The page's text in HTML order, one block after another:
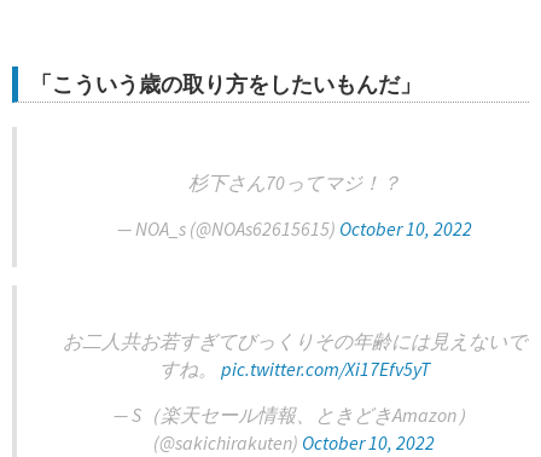
「こういう歳の取り方をしたいもんだ」
杉下さん70ってマジ！？
— NOA_s (@NOAs62615615) October 10, 2022
お二人共お若すぎてびっくりその年齢には見えないで
すね。 pic.twitter.com/Xi17Efv5yT
— S（楽天セール情報、ときどきAmazon）
(@sakichirakuten) October 10, 2022